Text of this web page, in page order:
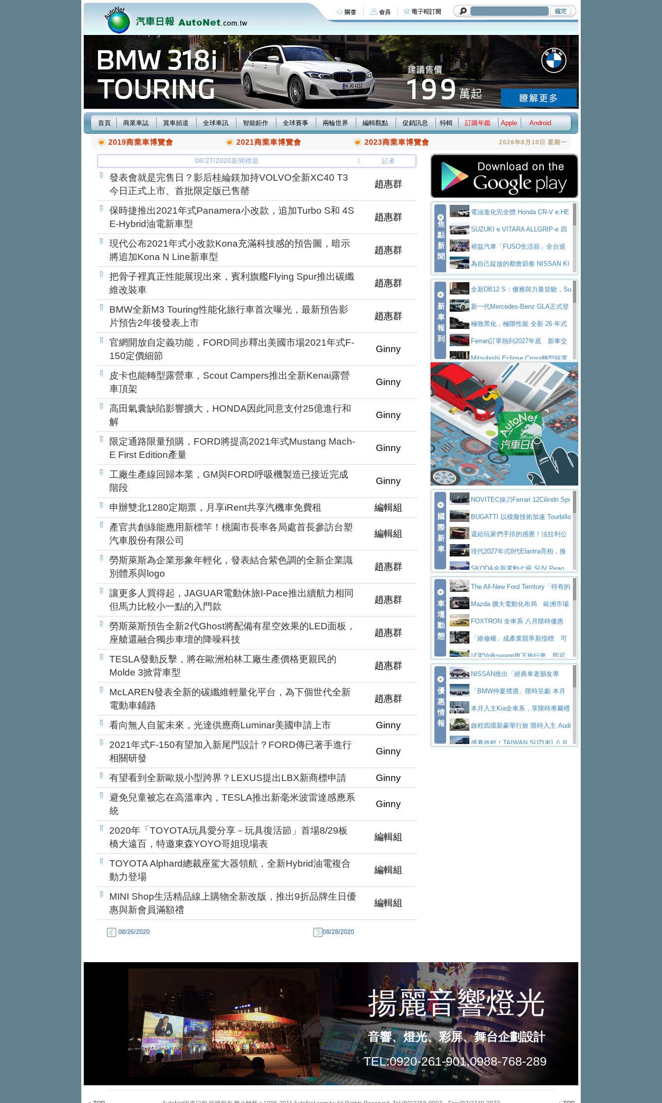
首頁 商業車誌 賞車頻道 全球車訊 智能鉅作 全球賽事 兩輪世界 編輯觀點 促銷訊息 特輯 訂購年鑑 Apple Android
2019商業車博覽會 2021商業車博覽會 2023商業車博覽會 2026年8月10日 星期一
08/27/2020新聞標題 記者
發表會就是完售日？影后桂綸鎂加持VOLVO全新XC40 T3
今日正式上市、首批限定版已售罄
趙惠群
保時捷推出2021年式Panamera小改款，追加Turbo S和 4S
E-Hybrid油電新車型
趙惠群
現代公布2021年式小改款Kona充滿科技感的預告圖，暗示
將追加Kona N Line新車型
趙惠群
把骨子裡真正性能展現出來，賓利旗艦Flying Spur推出碳纖
維改裝車
趙惠群
BMW全新M3 Touring性能化旅行車首次曝光，最新預告影
片預告2年後發表上市
趙惠群
官網開放自定義功能，FORD同步釋出美國市場2021年式F-
150定價細節
Ginny
皮卡也能轉型露營車，Scout Campers推出全新Kenai露營
車頂架
Ginny
高田氣囊缺陷影響擴大，HONDA因此同意支付25億進行和
解
Ginny
限定通路限量預購，FORD將提高2021年式Mustang Mach-
E First Edition產量
Ginny
工廠生產線回歸本業，GM與FORD呼吸機製造已接近完成
階段
Ginny
申辦雙北1280定期票，月享iRent共享汽機車免費租
編輯組
產官共創綠能應用新標竿！桃園市長率各局處首長參訪台塑
汽車股份有限公司
編輯組
勞斯萊斯為企業形象年輕化，發表結合紫色調的全新企業識
別體系與logo
趙惠群
讓更多人買得起，JAGUAR電動休旅I-Pace推出續航力相同
但馬力比較小一點的入門款
趙惠群
勞斯萊斯預告全新2代Ghost將配備有星空效果的LED面板，
座艙還融合獨步車壇的降噪科技
趙惠群
TESLA發動反擊，將在歐洲柏林工廠生產價格更親民的
Molde 3掀背車型
趙惠群
McLAREN發表全新的碳纖維輕量化平台，為下個世代全新
電動車鋪路
趙惠群
看向無人自駕未來，光達供應商Luminar美國申請上市
Ginny
2021年式F-150有望加入新尾門設計？FORD傳已著手進行
相關研發
Ginny
有望看到全新歐規小型跨界？LEXUS提出LBX新商標申請
Ginny
避免兒童被忘在高溫車內，TESLA推出新毫米波雷達感應系
統
Ginny
2020年「TOYOTA玩具愛分享－玩具復活節」首場8/29板
橋大遠百，特邀東森YOYO哥姐現場表
編輯組
TOYOTA Alphard總裁座駕大器領航，全新Hybrid油電複合
動力登場
編輯組
MINI Shop生活精品線上購物全新改版，推出9折品牌生日優
惠與新會員滿額禮
編輯組
08/26/2020 08/28/2020
焦
點
新
聞
電油進化完全體 Honda CR-V e:HE
V PrestigeSUZUKI e VITARA ALLGRIP-e 四
驅精神的純電新詮釋
裕益汽車「FUSO生活節」全台巡
迴 結合生活體驗、交通安全與購車優惠
為自己綻放的都會節奏 NISSAN KI
CKS SAKURA為品味獨具層峰買家打造的頂級座
駕，MAZDA CX-90 33T AWD Premium Ca
ptain Seat
EV
技的座駕! Ford Territory中型油電休旅
SO Super Great今日在台登場，結合先進安
全輔助科技
ntis四品牌經銷權，全新多品牌旗艦展示中
心開幕啟用
屏東特搜大隊再添新利器 SITRAK
救助器材車買氣不衰、SUZUKI經銷商勇於開啟
全新大店，新北都鈴木占地500坪土城旗艦
展示中心開幕
2025第七屆ISUZU運轉職人挑戰賽
熱血登場 展現極致車技與專業職人精神
H2GP世界總決賽圓滿落幕 台灣團
隊表現精彩淨零減碳指標性應用 純電動水泥預
拌車 消防車除了滅火裝備還需要什麼？
一探SITRAK “準” 消防車的究竟
大益金龍初試啼聲，汽柴油5噸貨車
不是對手正宗年鑑2025年全球自動車年鑑1月
下旬問世！2024第六屆ISUZU運轉職人挑戰賽
首度前進南台灣熱烈開戰
豪華電能休旅新星 Audi Q4 Sportba
ck 55 e-tron S lineScania Taiwan 逆風而行，加深力
道投資布局
新
車
報
到
全新DB12 S：優雅與力量並馳，Su
per Tourer的顛峰之作
新一代Mercedes-Benz GLA正式登
場 續航最高657公里、支援320kW快充
極致黑化，極限性能 全新 26 年式
DEFENDER OCTA BLACK 限量登台
Ferrari訂單熱到2027年底 新車交
付至少得等一年以上
Mitsubishi Eclipse Cross轉型純電
休旅 87kWh電池續航超過600公里
全新BMW 318i Touring豪華旅行車
全台限量200台 進化現型
不等零關稅的紅利，Jeep品牌今日
起展開首批車交車
Volvo EX60 即將叩關，靜肅性、底
盤與數位介面搶先揭露
Audi Q9 將於 2026 年底上市 旗艦
大型 SUV 鎖定七人座豪華市場
BMW攜手漫威電影【蜘蛛人：重生
日】 Skoda 發表全新 Peaq 內裝：七人
座純電旗艦 SUV，行李廂最大可達 935 公
升
全新純電 Mercedes-Benz C 400 4
MATIC Electric 登場
奢華與科技大躍進，MAZDA全新3
代CX-5全方位進化提前亮相並展開預售94.9
萬起
馬自達公布 2027 年式 MX-5 更
新，新增 Yakudo 特別版
Skoda Peaq 發表全新電動動力系
統 最長續航逾 640 公里、支援雙向供電
BMW M2 首度導入 xDrive 四驅，
美國與瑞士需求成關鍵推手
The all-new T-Roc 魅力 自成焦點
Maserati GT2 Stradale「Tribute to
MC12」全球首度亮相
迎接 RANGE ROVER 品牌家族第
五位成員 全新 RANGE ROVER GT 預告登
場
造型華麗時尚、科技座艙再進化，P
eugeot 208小改款發表上市94.8萬起
國
際
新
車
NOVITEC操刀Ferrari 12Cilindri Spi
der 碳纖維空力、鍛造輪圈與Inconel排氣
上身
BUGATTI 以模擬技術加速 Tourbillo
n 動態開發還給玩家們手排的感覺！法拉利公
布12Cilidri Manaule手排超跑產品細節
現代2027年式8代Elantra亮相，換
裝更銳利的造型、更先進的資訊娛樂系統及
更高效的動力
SKODA全新電動七座 SUV Peaq
問世，擁有品牌史上最寬敞且豪華的座艙
AUDI推出首款高性能油電超跑Nuvo
lari，0到100公里加速2.6秒、極速350公里
／小時
百年三叉戟傳奇再啟程 Maserati 重
返 1000 Miglia 傳承競速榮耀
法拉利首款純電跑車Luce亮相，最
大馬力超過1000匹並具備530公里最大續航
里程
小車大空間、座艙科技更先進，SK
ODA發表全新純電跨界休旅Eipq祭平民化車
價89萬起
賓士AMG.EA專屬平台首作，Merc
edes-AMG 全新GT 4-Door Coupe全球首發
福斯推出首款GTI純電性能掀背ID.
Polo GTI，擁有226匹馬力和零百加速 6.8
秒的實力
Jaguar 公布四門 GT車款正式車名
為JAGUAR TYPE 01
終於跟上進度，LEXUS發表首款三
排六座純電旗艦休旅 TZ
有錢也買不到的Golf R！福斯打造
全新Golf R 24h賽車將挑戰紐柏林24小時耐
SKODA公布全新小型純電跨界休旅
車
壇
動
態
The All-New Ford Territory「特有的
安全感」 建構國產SUV安全新標竿
Mazda 擴大電動化布局 歐洲市場
首季銷售成長 12%
FOXTRON 全車系 八月限時優惠
用車成本大減「維修權」成產業競爭新指標 可
維修設計將重塑移動產品價值
試駕Volkswage旗下旅行車 即可
享有精品咖啡卡Kia智慧油電科技潮旅The new Ston
ic 1-7月累計銷量創歷史新高
NOVITEC升級Lamborghini Revuelt
o 綜效輸出增至1,048匹
HYUNDAI PORTER II逆勢成長，
勇奪中型貨車銷售冠軍
福斯商旅挺頭家 推出「德系質感 精
算圓夢」專案和運租車榮獲國家品牌玉山獎 以智
優
惠
情
報
NISSAN推出「經典車老朋友專
案」 以匠人精神煥新珍品座駕
「BMW仲夏禮遇」限時呈獻 本月
入主即享尊榮豪華五星假期 多元優購方案
同步實施
本月入主Kia全車系，享限時專屬禮
遇 啟程四環新豪華行旅 限時入主 Audi
A6 旗艦陣容 低月付5,888元起及3 年乙式險
盛夏啟程！TAIWAN SUZUKI 八月
啟夏日玩樂新航線
和運租車搶暑期國旅商機 暑期租車
5折起 NISSAN提醒車主留意「巴威」颱
風動態 提供救援協助與優惠維修
中華三菱同步啟動『夏季健診』 及
『天災救援服務』 提供車輛完整保障